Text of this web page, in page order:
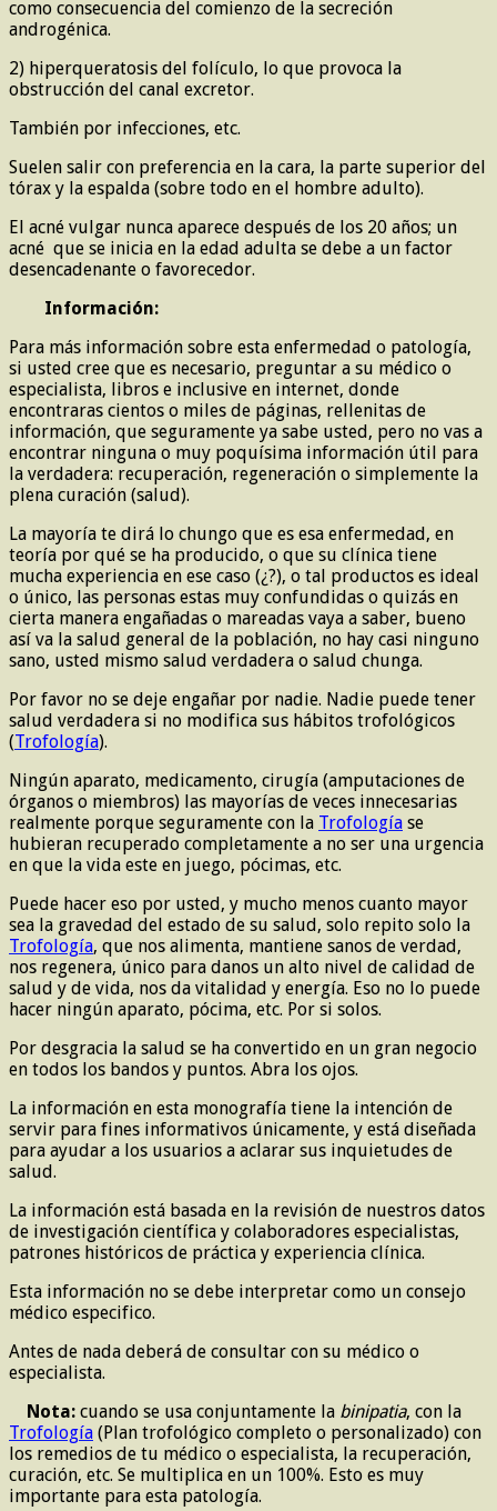
como consecuencia del comienzo de la secreción
androgénica.
2) hiperqueratosis del folículo, lo que provoca la
obstrucción del canal excretor.
También por infecciones, etc.
Suelen salir con preferencia en la cara, la parte superior del
tórax y la espalda (sobre todo en el hombre adulto).
El acné vulgar nunca aparece después de los 20 años; un
acné que se inicia en la edad adulta se debe a un factor
desencadenante o favorecedor.
Información:
Para más información sobre esta enfermedad o patología,
si usted cree que es necesario, preguntar a su médico o
especialista, libros e inclusive en internet, donde
encontraras cientos o miles de páginas, rellenitas de
información, que seguramente ya sabe usted, pero no vas a
encontrar ninguna o muy poquísima información útil para
la verdadera: recuperación, regeneración o simplemente la
plena curación (salud).
La mayoría te dirá lo chungo que es esa enfermedad, en
teoría por qué se ha producido, o que su clínica tiene
mucha experiencia en ese caso (¿?), o tal productos es ideal
o único, las personas estas muy confundidas o quizás en
cierta manera engañadas o mareadas vaya a saber, bueno
así va la salud general de la población, no hay casi ninguno
sano, usted mismo salud verdadera o salud chunga.
Por favor no se deje engañar por nadie. Nadie puede tener
salud verdadera si no modifica sus hábitos trofológicos
(Trofología).
Ningún aparato, medicamento, cirugía (amputaciones de
órganos o miembros) las mayorías de veces innecesarias
realmente porque seguramente con la Trofología se
hubieran recuperado completamente a no ser una urgencia
en que la vida este en juego, pócimas, etc.
Puede hacer eso por usted, y mucho menos cuanto mayor
sea la gravedad del estado de su salud, solo repito solo la
Trofología, que nos alimenta, mantiene sanos de verdad,
nos regenera, único para danos un alto nivel de calidad de
salud y de vida, nos da vitalidad y energía. Eso no lo puede
hacer ningún aparato, pócima, etc. Por si solos.
Por desgracia la salud se ha convertido en un gran negocio
en todos los bandos y puntos. Abra los ojos.
La información en esta monografía tiene la intención de
servir para fines informativos únicamente, y está diseñada
para ayudar a los usuarios a aclarar sus inquietudes de
salud.
La información está basada en la revisión de nuestros datos
de investigación científica y colaboradores especialistas,
patrones históricos de práctica y experiencia clínica.
Esta información no se debe interpretar como un consejo
médico especifico.
Antes de nada deberá de consultar con su médico o
especialista.
Nota: cuando se usa conjuntamente la binipatia, con la
Trofología (Plan trofológico completo o personalizado) con
los remedios de tu médico o especialista, la recuperación,
curación, etc. Se multiplica en un 100%. Esto es muy
importante para esta patología.